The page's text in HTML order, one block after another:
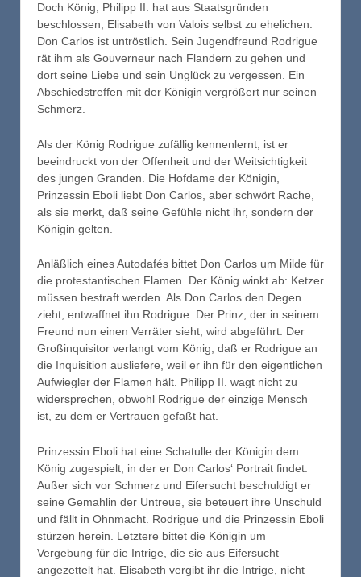
Doch König, Philipp II. hat aus Staatsgründen
beschlossen, Elisabeth von Valois selbst zu ehelichen.
Don Carlos ist untröstlich. Sein Jugendfreund Rodrigue
rät ihm als Gouverneur nach Flandern zu gehen und
dort seine Liebe und sein Unglück zu vergessen. Ein
Abschiedstreffen mit der Königin vergrößert nur seinen
Schmerz.
Als der König Rodrigue zufällig kennenlernt, ist er
beeindruckt von der Offenheit und der Weitsichtigkeit
des jungen Granden. Die Hofdame der Königin,
Prinzessin Eboli liebt Don Carlos, aber schwört Rache,
als sie merkt, daß seine Gefühle nicht ihr, sondern der
Königin gelten.
Anläßlich eines Autodafés bittet Don Carlos um Milde für
die protestantischen Flamen. Der König winkt ab: Ketzer
müssen bestraft werden. Als Don Carlos den Degen
zieht, entwaffnet ihn Rodrigue. Der Prinz, der in seinem
Freund nun einen Verräter sieht, wird abgeführt. Der
Großinquisitor verlangt vom König, daß er Rodrigue an
die Inquisition ausliefere, weil er ihn für den eigentlichen
Aufwiegler der Flamen hält. Philipp II. wagt nicht zu
widersprechen, obwohl Rodrigue der einzige Mensch
ist, zu dem er Vertrauen gefaßt hat.
Prinzessin Eboli hat eine Schatulle der Königin dem
König zugespielt, in der er Don Carlos‘ Portrait findet.
Außer sich vor Schmerz und Eifersucht beschuldigt er
seine Gemahlin der Untreue, sie beteuert ihre Unschuld
und fällt in Ohnmacht. Rodrigue und die Prinzessin Eboli
stürzen herein. Letztere bittet die Königin um
Vergebung für die Intrige, die sie aus Eifersucht
angezettelt hat. Elisabeth vergibt ihr die Intrige, nicht